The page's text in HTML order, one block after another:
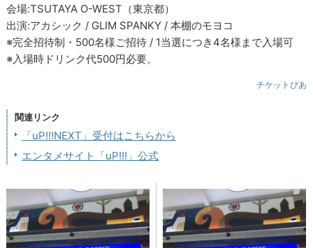
会場:TSUTAYA O-WEST（東京都）
出演:アカシック / GLIM SPANKY / 本棚のモヨコ
※完全招待制・500名様ご招待 / 1当選につき4名様まで入場可
※入場時ドリンク代500円必要。
チケットぴあ
関連リンク
「uP!!!NEXT」受付はこちらから
エンタメサイト「uP!!!」公式